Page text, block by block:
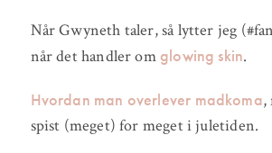
Når Gwyneth taler, så lytter jeg
når det handler om glowing skin.
Hvordan man overlever madkoma,
spist (meget) for meget i juletiden.